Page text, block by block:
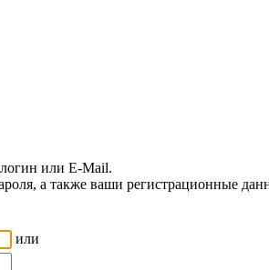
или E-Mail.
а также ваши регистрационные
или